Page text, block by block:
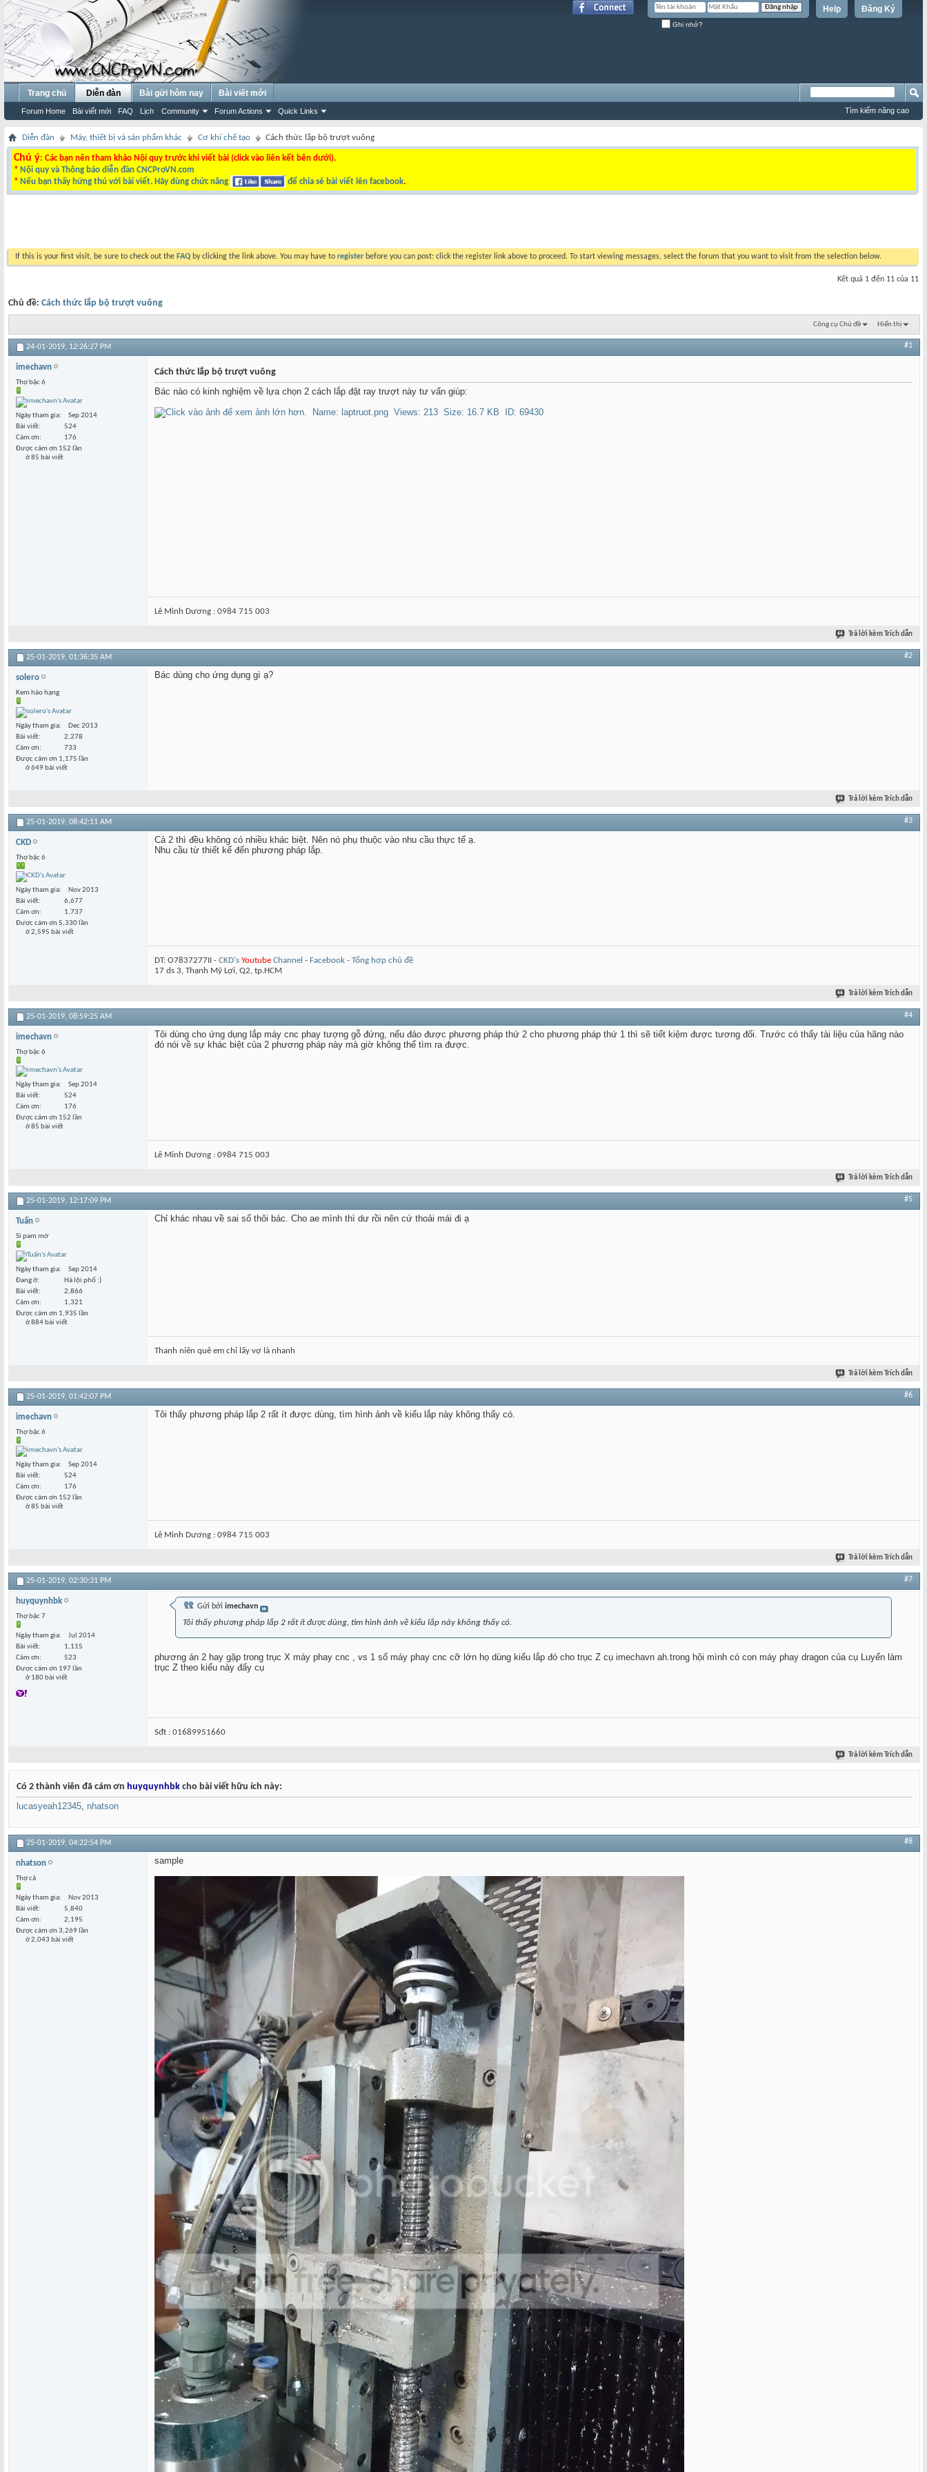
Đăng Ký
Help
Ghi nhớ?
Trang chủ Diễn đàn
Forum Home Bài viết mới FAQ Lịch Community Forum Actions Quick Links
Bài gửi hôm nay Bài viết mới
Tìm kiếm nâng cao
Diễn đàn Máy, thiết bị và sản phẩm khác Cơ khí chế tạo Cách thức lắp bộ trượt vuông
Chú ý: Các bạn nên tham khảo Nội quy trước khi viết bài (click vào liên kết bên dưới).
* Nội quy và Thông báo diễn đàn CNCProVN.com
* Nếu bạn thấy hứng thú với bài viết. Hãy dùng chức năng để chia sẻ bài viết lên facebook.
If this is your first visit, be sure to check out the FAQ by clicking the link above. You may have to register before you can post: click the register link above to proceed. To start viewing messages, select the forum that you want to visit from the selection below.
Kết quả 1 đến 11 của 11
Chủ đề: Cách thức lắp bộ trượt vuông
Công cụ Chủ đề Hiển thị
24-01-2019, 12:26:27 PM #1
imechavn
Thợ bậc 6
Ngày tham gia
Sep 2014
Bài viết
524
Cám ơn
176
Được cám ơn 152 lần
ở 85 bài viết
Cách thức lắp bộ trượt vuông
Bác nào có kinh nghiệm về lựa chọn 2 cách lắp đặt ray trượt này tư vấn giúp:
Lê Minh Dương : 0984 715 003
Trả lời kèm Trích dẫn
25-01-2019, 01:36:35 AM #2
solero
Kem hảo hạng
Ngày tham gia
Dec 2013
Bài viết
2,278
Cám ơn
733
Được cám ơn 1,175 lần
ở 649 bài viết
Bác dùng cho ứng dụng gì ạ?
Trả lời kèm Trích dẫn
25-01-2019, 08:42:11 AM #3
CKD
Thợ bậc 6
Ngày tham gia
Nov 2013
Bài viết
6,677
Cám ơn
1,737
Được cám ơn 5,330 lần
ở 2,595 bài viết
Cả 2 thì đều không có nhiều khác biệt. Nên nó phụ thuộc vào nhu cầu thực tế ạ.
Nhu cầu từ thiết kế đến phương pháp lắp.
DT: O7837277II - CKD's Youtube Channel - Facebook - Tổng hợp chủ đề
17 ds 3, Thạnh Mỹ Lợi, Q2, tp.HCM
Trả lời kèm Trích dẫn
25-01-2019, 08:59:25 AM #4
imechavn
Thợ bậc 6
Ngày tham gia
Sep 2014
Bài viết
524
Cám ơn
176
Được cám ơn 152 lần
ở 85 bài viết
Tôi dùng cho ứng dụng lắp máy cnc phay tượng gỗ đứng, nếu đảo được phương pháp thứ 2 cho phương pháp thứ 1 thì sẽ tiết kiệm được tương đối. Trước có thấy tài liệu của hãng nào
đó nói về sự khác biệt của 2 phương pháp này mà giờ không thể tìm ra được.
Lê Minh Dương : 0984 715 003
Trả lời kèm Trích dẫn
25-01-2019, 12:17:09 PM #5
Tuấn
Sì pam mờ
Ngày tham gia
Sep 2014
Đang ở
Hà lội phố :)
Bài viết
2,866
Cám ơn
1,321
Được cám ơn 1,935 lần
ở 884 bài viết
Chỉ khác nhau về sai số thôi bác. Cho ae mình thì dư rồi nên cứ thoải mái đi ạ
Thanh niên quê em chỉ lấy vợ là nhanh
Trả lời kèm Trích dẫn
25-01-2019, 01:42:07 PM #6
imechavn
Thợ bậc 6
Ngày tham gia
Sep 2014
Bài viết
524
Cám ơn
176
Được cám ơn 152 lần
ở 85 bài viết
Tôi thấy phương pháp lắp 2 rất ít được dùng, tìm hình ảnh về kiểu lắp này không thấy có.
Lê Minh Dương : 0984 715 003
Trả lời kèm Trích dẫn
25-01-2019, 02:30:31 PM #7
huyquynhbk
Thợ bậc 7
Ngày tham gia
Jul 2014
Bài viết
1,115
Cám ơn
523
Được cám ơn 197 lần
ở 180 bài viết
Gửi bởi imechavn
Tôi thấy phương pháp lắp 2 rất ít được dùng, tìm hình ảnh về kiểu lắp này không thấy có.
phương án 2 hay gặp trong trục X máy phay cnc , vs 1 số máy phay cnc cỡ lớn họ dùng kiểu lắp đó cho trục Z cụ imechavn ah.trong hội mình có con máy phay dragon của cụ Luyến làm
trục Z theo kiểu này đấy cụ
Sđt : 01689951660
Trả lời kèm Trích dẫn
Có 2 thành viên đã cám ơn huyquynhbk cho bài viết hữu ích này:
lucasyeah12345, nhatson
25-01-2019, 04:22:54 PM #8
nhatson
Thợ cả
Ngày tham gia
Nov 2013
Bài viết
5,840
Cám ơn
2,195
Được cám ơn 3,269 lần
ở 2,043 bài viết
sample